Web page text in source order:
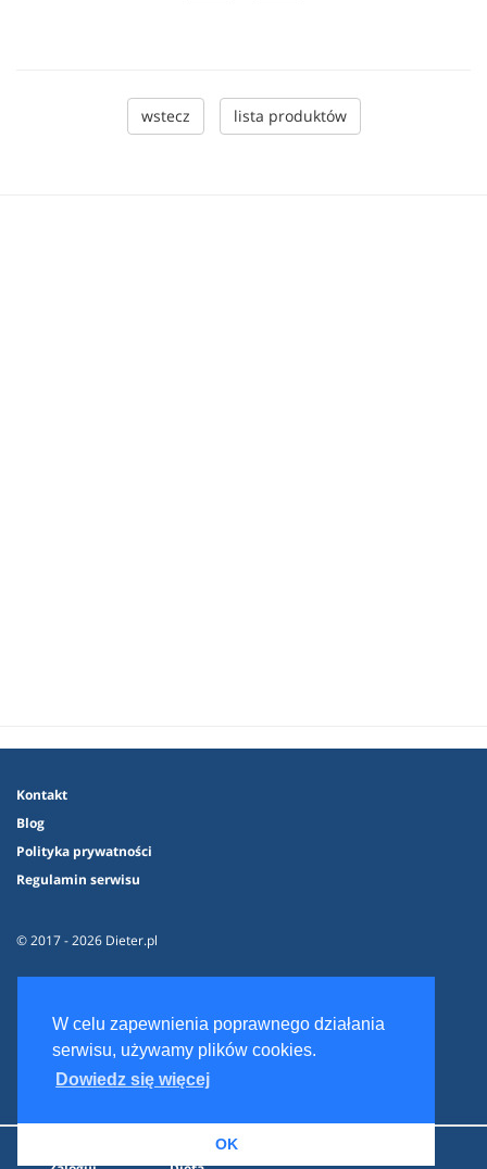
W celu zapewnienia poprawnego działania
serwisu, używamy plików cookies.
Dowiedz się więcej
OK
wstecz lista produktów
Kontakt
Blog
Polityka prywatności
Regulamin serwisu
© 2017 - 2026 Dieter.pl